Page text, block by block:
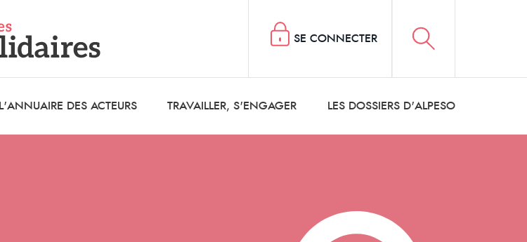
L'ANNUAIRE DES ACTEURS TRAVAILLER, S'ENGAGER LES DOSSIERS D'ALPESO
SE CONNECTER